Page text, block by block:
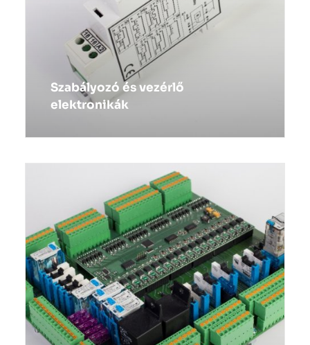
Szabályozó és vezérlő
elektronikák